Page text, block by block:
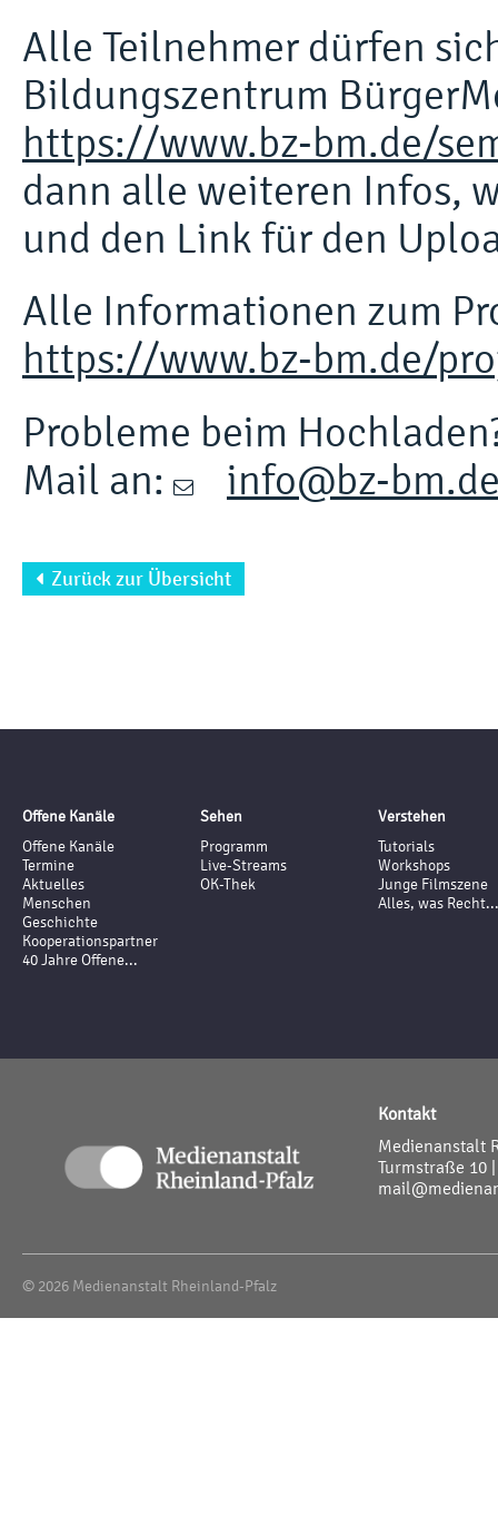
Alle Teilnehmer dürfen
Bildungszentrum
https://www.bz-bm.de/
dann alle weiteren Infos,
und den Link für den
Alle Informationen zum
https://www.bz-bm.de/
Probleme beim
Mail an:
info@bz-
Zurück zur Übersicht
Offene Kanäle
Offene Kanäle
Termine
Aktuelles
Menschen
Geschichte
Kooperationspartner
40 Jahre Offene...
Sehen
Programm
Live-Streams
OK-Thek
Verstehen
Tutorials
Workshops
Junge Filmszene
Alles, was Recht...
Kontakt
Medienanstalt
Turmstraße 10
© 2026 Medienanstalt Rheinland-Pfalz